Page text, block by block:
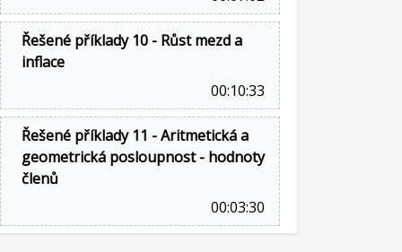
Řešené příklady 10 - Růst mezd a
inflace
00:10:33
Řešené příklady 11 - Aritmetická a
geometrická posloupnost - hodnoty
členů
00:03:30